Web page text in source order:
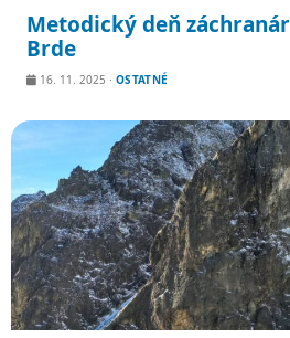
Zoznam článkov
Metodický deň
Brde
16. 11. 2025 · OSTATNÉ